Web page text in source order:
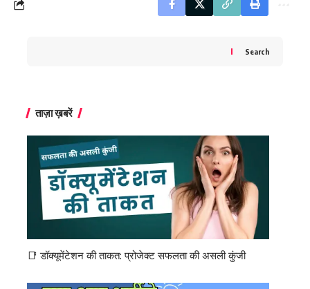
Search
ताज़ा ख़बरें
📑 डॉक्यूमेंटेशन की ताकत: प्रोजेक्ट सफलता की असली कुंजी